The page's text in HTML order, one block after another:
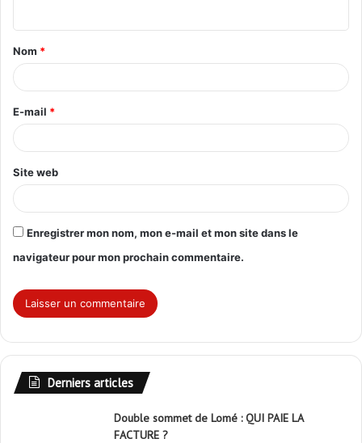
t
a
e
*
Nom *
E-mail *
Site web
Enregistrer mon nom, mon e-mail et mon site dans le
navigateur pour mon prochain commentaire.
Derniers articles
Double sommet de Lomé : QUI PAIE LA
FACTURE ?